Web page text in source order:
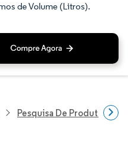
de Volume (Litros).
Pesquisa De Produtos